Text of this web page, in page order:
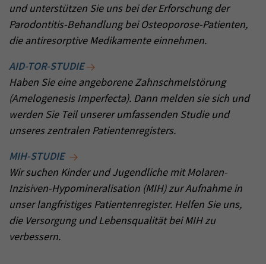
und unterstützen Sie uns bei der Erforschung der
Parodontitis-Behandlung bei Osteoporose-Patienten,
die antiresorptive Medikamente einnehmen.
AID-TOR-STUDIE
Haben Sie eine angeborene Zahnschmelstörung
(Amelogenesis Imperfecta). Dann melden sie sich und
werden Sie Teil unserer umfassenden Studie und
unseres zentralen Patientenregisters.
MIH-STUDIE
Wir suchen Kinder und Jugendliche mit Molaren-
Inzisiven-Hypomineralisation (MIH) zur Aufnahme in
unser langfristiges Patientenregister. Helfen Sie uns,
die Versorgung und Lebensqualität bei MIH zu
verbessern.